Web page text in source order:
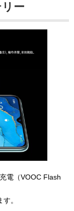
ー
電（VOOC Flash
。